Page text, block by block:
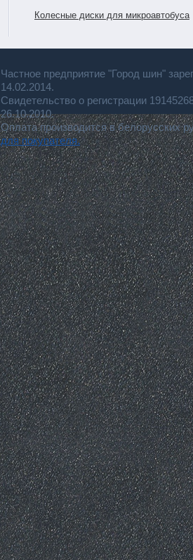
Колесные диски для микроавтобуса
Частное предприятие "Город шин"
14.02.2014.
Свидетельство о регистрации
26.10.2010.
Оплата производится в белорусских
для покупателя.